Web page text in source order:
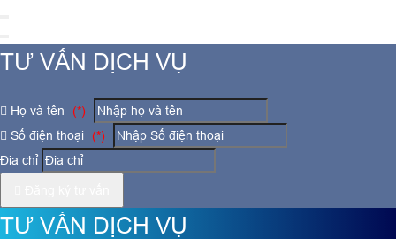
TƯ VẤN DỊCH VỤ
Họ và tên
(*)
Số điện thoại
(*)
Địa chỉ
TƯ VẤN DỊCH VỤ